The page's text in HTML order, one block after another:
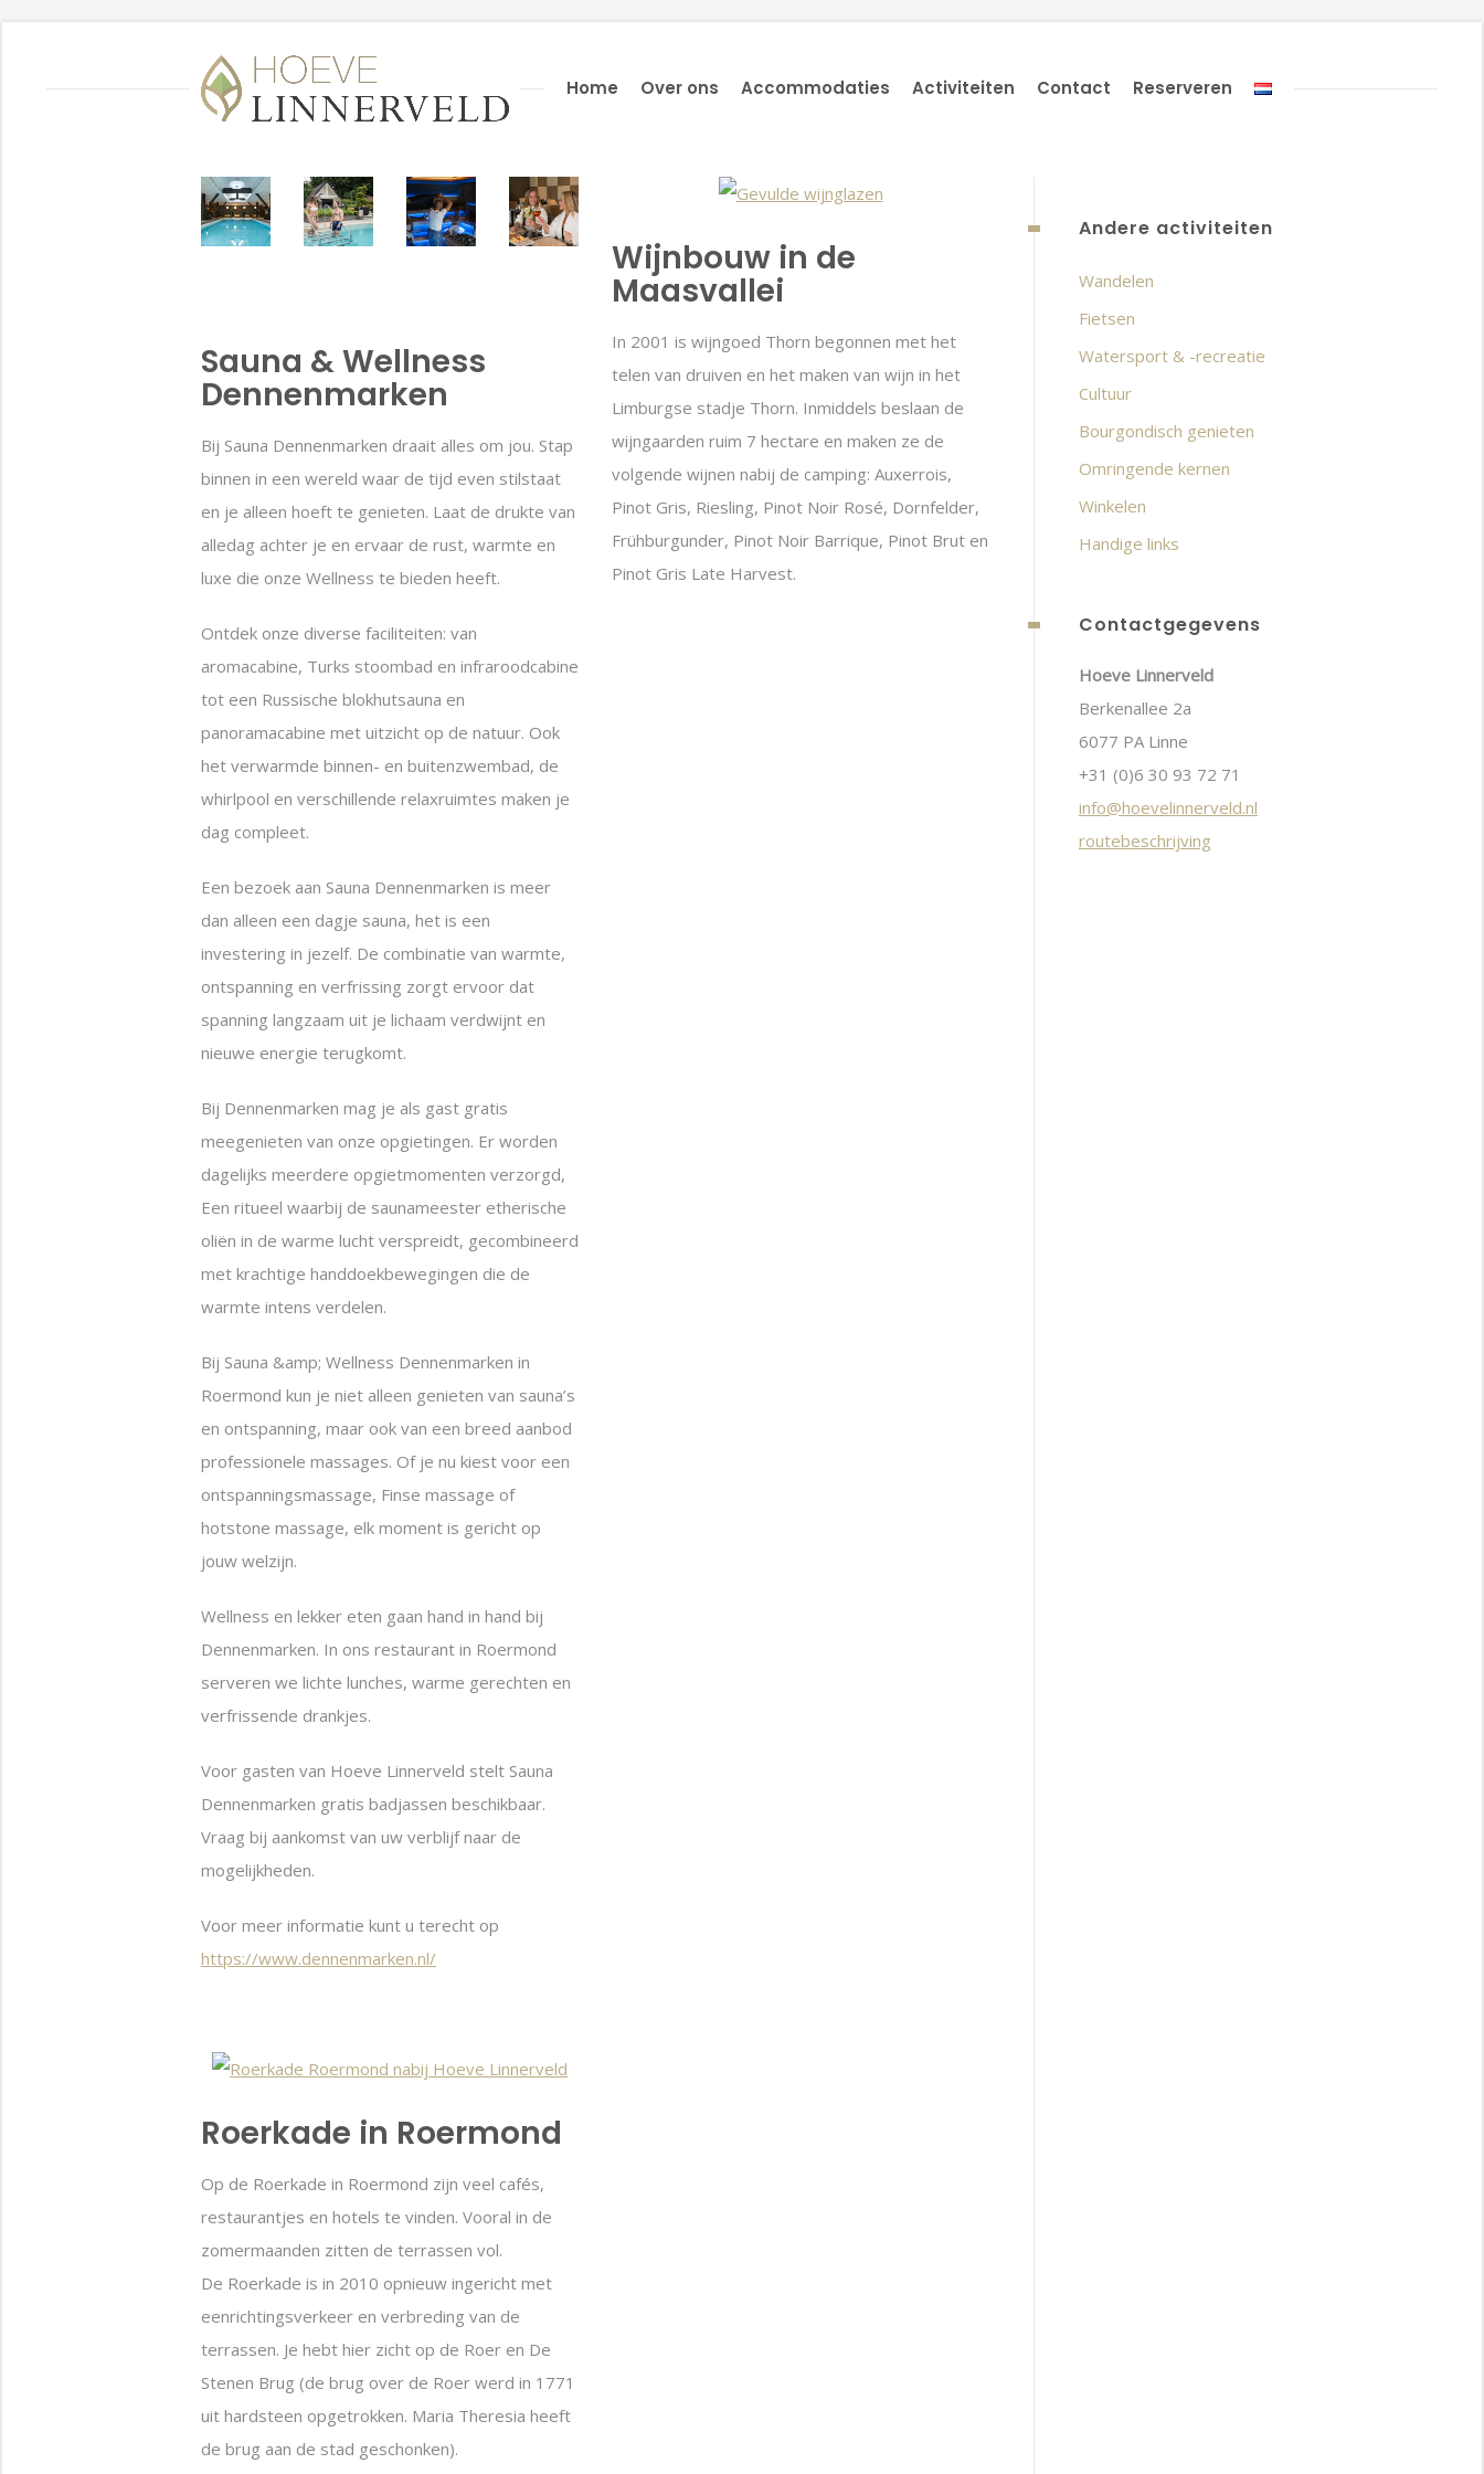
Home Over ons Accommodaties Activiteiten Contact Reserveren
Sauna & Wellness
Dennenmarken
Bij Sauna Dennenmarken draait alles om jou. Stap
binnen in een wereld waar de tijd even stilstaat
en je alleen hoeft te genieten. Laat de drukte van
alledag achter je en ervaar de rust, warmte en
luxe die onze Wellness te bieden heeft.
Ontdek onze diverse faciliteiten: van
aromacabine, Turks stoombad en infraroodcabine
tot een Russische blokhutsauna en
panoramacabine met uitzicht op de natuur. Ook
het verwarmde binnen- en buitenzwembad, de
whirlpool en verschillende relaxruimtes maken je
dag compleet.
Een bezoek aan Sauna Dennenmarken is meer
dan alleen een dagje sauna, het is een
investering in jezelf. De combinatie van warmte,
ontspanning en verfrissing zorgt ervoor dat
spanning langzaam uit je lichaam verdwijnt en
nieuwe energie terugkomt.
Bij Dennenmarken mag je als gast gratis
meegenieten van onze opgietingen. Er worden
dagelijks meerdere opgietmomenten verzorgd,
Een ritueel waarbij de saunameester etherische
oliën in de warme lucht verspreidt, gecombineerd
met krachtige handdoekbewegingen die de
warmte intens verdelen.
Bij Sauna &amp; Wellness Dennenmarken in
Roermond kun je niet alleen genieten van sauna’s
en ontspanning, maar ook van een breed aanbod
professionele massages. Of je nu kiest voor een
ontspanningsmassage, Finse massage of
hotstone massage, elk moment is gericht op
jouw welzijn.
Wellness en lekker eten gaan hand in hand bij
Dennenmarken. In ons restaurant in Roermond
serveren we lichte lunches, warme gerechten en
verfrissende drankjes.
Voor gasten van Hoeve Linnerveld stelt Sauna
Dennenmarken gratis badjassen beschikbaar.
Vraag bij aankomst van uw verblijf naar de
mogelijkheden.
Voor meer informatie kunt u terecht op
https://www.dennenmarken.nl/
Wijnbouw in de
Maasvallei
In 2001 is wijngoed Thorn begonnen met het
telen van druiven en het maken van wijn in het
Limburgse stadje Thorn. Inmiddels beslaan de
wijngaarden ruim 7 hectare en maken ze de
volgende wijnen nabij de camping: Auxerrois,
Pinot Gris, Riesling, Pinot Noir Rosé, Dornfelder,
Frühburgunder, Pinot Noir Barrique, Pinot Brut en
Pinot Gris Late Harvest.
Roerkade in Roermond
Op de Roerkade in Roermond zijn veel cafés,
restaurantjes en hotels te vinden. Vooral in de
zomermaanden zitten de terrassen vol.
De Roerkade is in 2010 opnieuw ingericht met
eenrichtingsverkeer en verbreding van de
terrassen. Je hebt hier zicht op de Roer en De
Stenen Brug (de brug over de Roer werd in 1771
uit hardsteen opgetrokken. Maria Theresia heeft
de brug aan de stad geschonken).
Andere activiteiten
Wandelen
Fietsen
Watersport & -recreatie
Cultuur
Bourgondisch genieten
Omringende kernen
Winkelen
Handige links
Contactgegevens
Hoeve Linnerveld
Berkenallee 2a
6077 PA Linne
+31 (0)6 30 93 72 71
info@hoevelinnerveld.nl
routebeschrijving